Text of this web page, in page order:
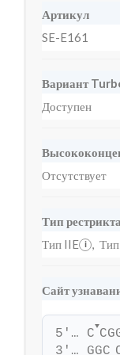
Артикул
SE-E161
Вариант
Доступен
Отсутствует
Тип
Тип IIE i ,
Сайт
5'… C
▼
3'… GGC